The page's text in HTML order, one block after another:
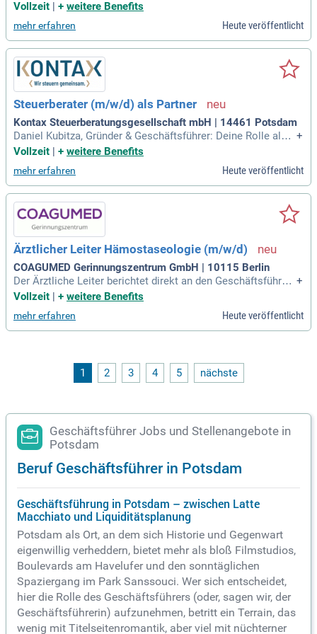
und verantwortet die operative medizinische Leitung des Ze
Vollzeit | + weitere Benefits
mehr erfahren Heute veröffentlicht
Steuerberater (m/w/d) als Partner
Kontax Steuerberatungsgesellschaft mbH | 14461 Potsdam
Daniel Kubitza, Gründer & Geschäftsführer: Deine Rolle als P
artner:in: Verantwortung übernehmen: Du führst einen Stand
sie weiter.
+
Vollzeit | + weitere Benefits
mehr erfahren Heute veröffentlicht
Ärztlicher Leiter Hämostaseologie (m/w/d)
COAGUMED Gerinnungszentrum GmbH | 10115 Berlin
Der Ärztliche Leiter berichtet direkt an den Geschäftsführer
und verantwortet die operative medizinische Leitung des Ze
+
Vollzeit
+ weitere Benefits
mehr erfahren Heute veröffentlicht
1 2 3 4 5 nächste
Geschäftsführer Jobs und Stellenangebote in
Potsdam
Beruf Geschäftsführer in Potsdam
Geschäftsführung in Potsdam – zwischen Latte
Macchiato und Liquiditätsplanung
Potsdam als Ort, an dem sich Historie und Gegenwart
eigenwillig verheddern, bietet mehr als bloß Filmstudios,
Boulevards am Havelufer und den sonntäglichen
Spaziergang im Park Sanssouci. Wer sich entscheidet,
hier die Rolle des Geschäftsführers (oder, sagen wir, der
Geschäftsführerin) aufzunehmen, betritt ein Terrain, das
wenig mit Titelseitenromantik, aber viel mit nüchterner